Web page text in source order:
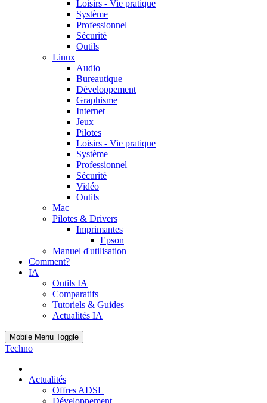
Loisirs - Vie pratique
Système
Professionnel
Sécurité
Outils
Linux
Audio
Bureautique
Développement
Graphisme
Internet
Jeux
Pilotes
Loisirs - Vie pratique
Système
Professionnel
Sécurité
Vidéo
Outils
Mac
Pilotes & Drivers
Imprimantes
Epson
Manuel d'utilisation
Comment?
IA
Outils IA
Comparatifs
Tutoriels & Guides
Actualités IA
Mobile Menu Toggle
Techno
Actualités
Offres ADSL
Développement